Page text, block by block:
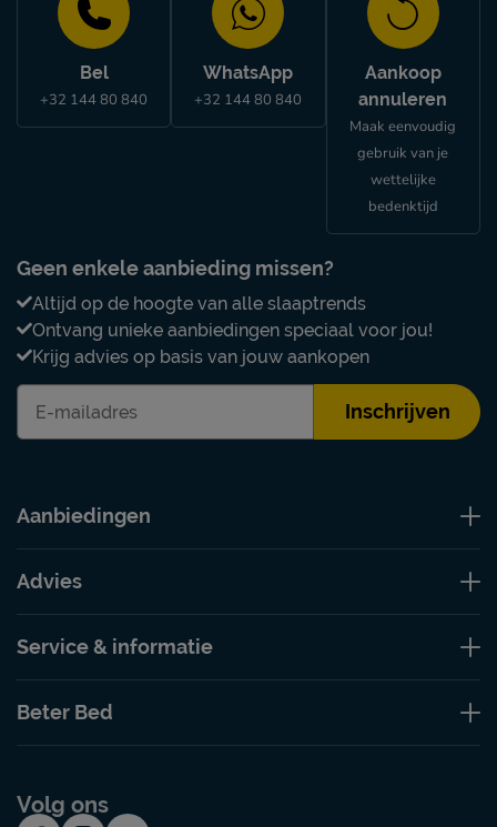
Bel
+32 144 80 840
WhatsApp
+32 144 80 840
Aankoop
annuleren
Maak eenvoudig
gebruik van je
wettelijke
bedenktijd
Geen enkele aanbieding missen?
Altijd op de hoogte van alle slaaptrends
Ontvang unieke aanbiedingen speciaal voor jou!
Krijg advies op basis van jouw aankopen
Inschrijven
Aanbiedingen
Advies
Service & informatie
Beter Bed
Volg ons